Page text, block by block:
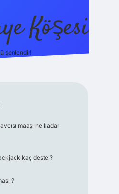
Köşesi
şenlendir!
maaşı ne kadar
kaç deste ?
?